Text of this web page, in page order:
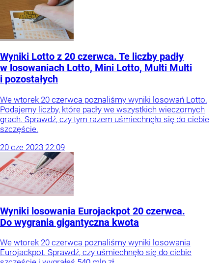
Wyniki Lotto z 20 czerwca. Te liczby padły
w losowaniach Lotto, Mini Lotto, Multi Multi
i pozostałych
We wtorek 20 czerwca poznaliśmy wyniki losowań Lotto.
Podajemy liczby, które padły we wszystkich wieczornych
grach. Sprawdź, czy tym razem uśmiechnęło się do ciebie
szczęście.
20 cze 2023 22:09
Wyniki losowania Eurojackpot 20 czerwca.
Do wygrania gigantyczna kwota
We wtorek 20 czerwca poznaliśmy wyniki losowania
Eurojackpot. Sprawdź, czy uśmiechnęło się do ciebie